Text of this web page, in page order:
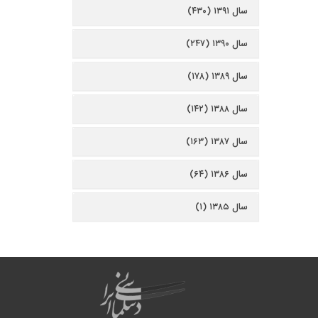
سال ۱۳۹۱ (۴۳۰)
سال ۱۳۹۰ (۲۴۷)
سال ۱۳۸۹ (۱۷۸)
سال ۱۳۸۸ (۱۴۲)
سال ۱۳۸۷ (۱۶۳)
سال ۱۳۸۶ (۶۴)
سال ۱۳۸۵ (۱)